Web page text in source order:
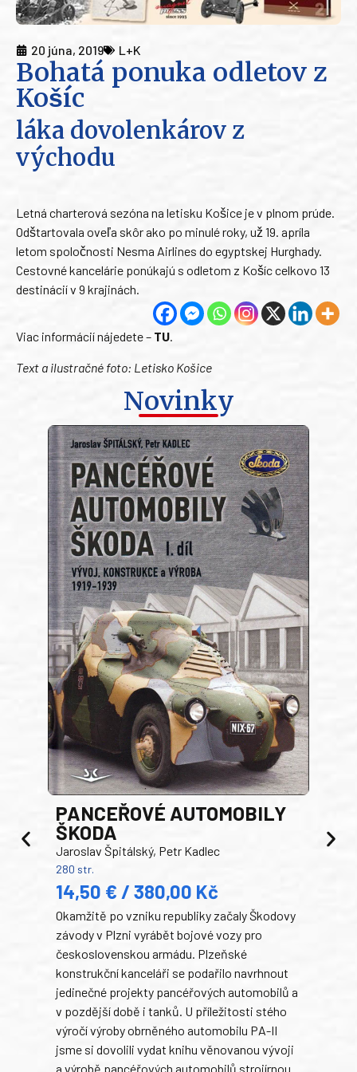
20 júna, 2019 L+K
Bohatá ponuka odletov z
Košíc
láka dovolenkárov z
východu
Letná charterová sezóna na letisku Košice je v plnom prúde.
Odštartovala oveľa skôr ako po minulé roky, už 19. apríla
letom spoločnosti Nesma Airlines do egyptskej Hurghady.
Cestovné kancelárie ponúkajú s odletom z Košíc celkovo 13
destinácií v 9 krajinách.
Viac informácií nájedete – TU.
Text a ilustračné foto: Letisko Košice
Novinky
PANCEŘOVÉ AUTOMOBILY
ŠKODA
Jaroslav Špitálský, Petr Kadlec
280 str.
14,50 € / 380,00 Kč
Okamžitě po vzniku republiky začaly Škodovy
závody v Plzni vyrábět bojové vozy pro
československou armádu. Plzeňské
konstrukční kanceláři se podařilo navrhnout
jedinečné projekty pancéřových automobilů a
v pozdější době i tanků. U příležitosti stého
výročí výroby obrněného automobilu PA-II
jsme si dovolili vydat knihu věnovanou vývoji
a výrobě pancéřových automobilů strojírnou